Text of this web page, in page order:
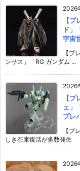
2026
【
ド」
宇宙
【プ
ンサス」「RG ガンダム ...
2026
【
ェ」
プレ
【プ
しき在庫復活が多数発生
2026